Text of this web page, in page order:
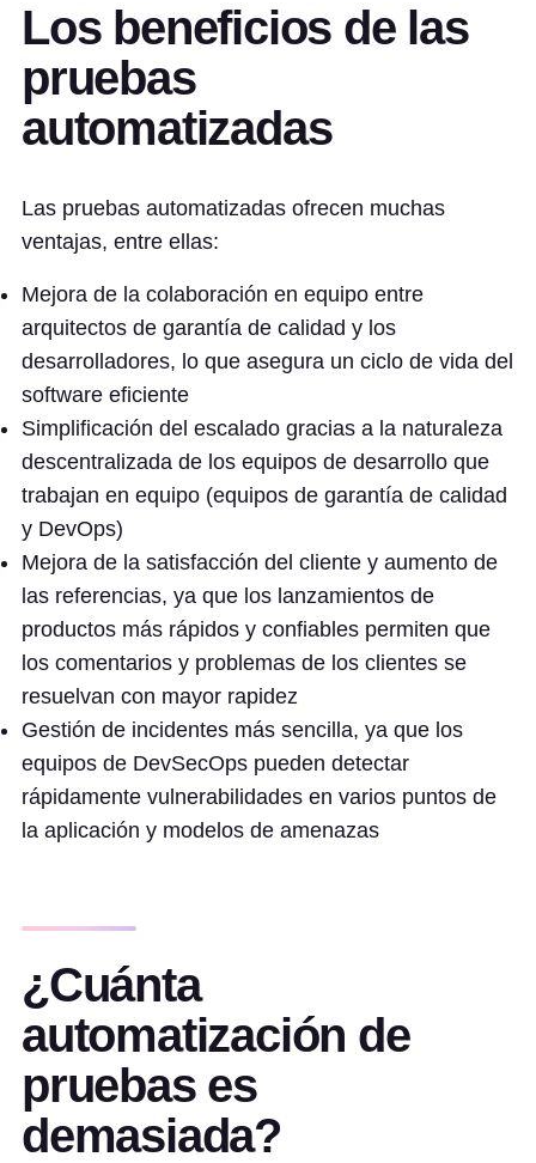
Los beneficios de las
pruebas
automatizadas
Las pruebas automatizadas ofrecen muchas
ventajas, entre ellas:
Mejora de la colaboración en equipo entre
arquitectos de garantía de calidad y los
desarrolladores, lo que asegura un ciclo de vida del
software eficiente
Simplificación del escalado gracias a la naturaleza
descentralizada de los equipos de desarrollo que
trabajan en equipo (equipos de garantía de calidad
y DevOps)
Mejora de la satisfacción del cliente y aumento de
las referencias, ya que los lanzamientos de
productos más rápidos y confiables permiten que
los comentarios y problemas de los clientes se
resuelvan con mayor rapidez
Gestión de incidentes más sencilla, ya que los
equipos de DevSecOps pueden detectar
rápidamente vulnerabilidades en varios puntos de
la aplicación y modelos de amenazas
¿Cuánta
automatización de
pruebas es
demasiada?